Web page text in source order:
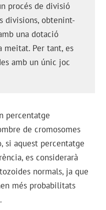
procés de divisió
divisions, obtenint-
una dotació
meitat. Per tant, es
amb un únic joc
percentatge
de cromosomes
si aquest percentatge
es considerarà
normals, ja que
més probabilitats